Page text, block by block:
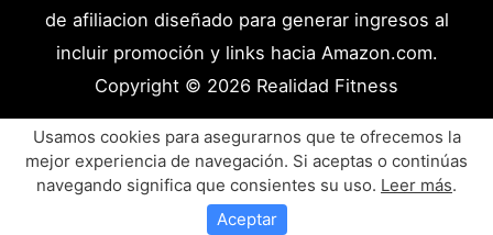
tienes
el
culpable?
de afiliacion diseñado para generar ingresos al
incluir promoción y links hacia Amazon.com.
Copyright © 2026 Realidad Fitness
Políticas de Privacidad – Términos y Condiciones
Disclaimer Médico
Contacto
Artículos
Productos y Recursos Recomendados
Usamos cookies para asegurarnos que te ofrecemos la
mejor experiencia de navegación. Si aceptas o continúas
navegando significa que consientes su uso. Leer más.
Aceptar